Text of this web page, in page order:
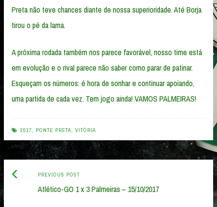
Preta não teve chances diante de nossa superioridade. Até Borja
tirou o pé da lama.
A próxima rodada também nos parece favorável, nosso time está
em evolução e o rival parece não saber como parar de patinar.
Esqueçam os números: é hora de sonhar e continuar apoiando,
uma partida de cada vez. Tem jogo ainda! VAMOS PALMEIRAS!
2017, PONTE PRETA, VITÓRIA
Post
navigation
PREVIOUS POSTPrevious
post:
Atlético-GO 1 x 3 Palmeiras – 15/10/2017